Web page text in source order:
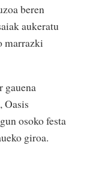
beren
aukeratu
marrazki
gauena
Oasis
osoko festa
giroa.